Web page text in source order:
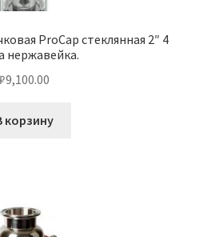
ProCap стеклянная 2″ 4
нержавейка.
₽9,100.00
корзину